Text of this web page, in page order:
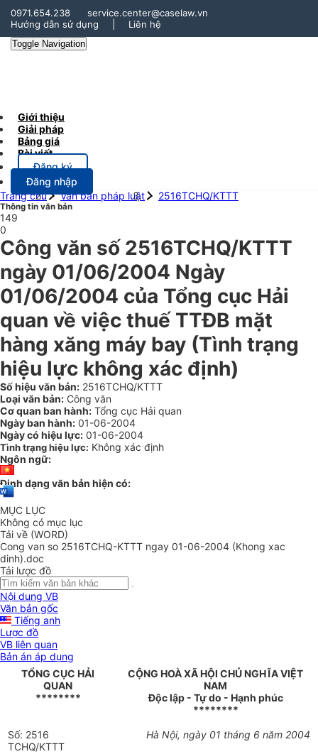
0971.654.238
service.center@caselaw.vn
Hướng dẫn sử dụng
Liên hệ
Toggle Navigation
Giới thiệu
Giải pháp
Bảng giá
Bài viết
Đăng ký
Đăng nhập
Trang chủ
Văn bản pháp luật 2516TCHQ/KTTT
Thông tin văn bản
149
0
Công văn số 2516TCHQ/KTTT
ngày 01/06/2004 Ngày
01/06/2004 của Tổng cục Hải
quan về việc thuế TTĐB mặt
hàng xăng máy bay (Tình trạng
hiệu lực không xác định)
Số hiệu văn bản: 2516TCHQ/KTTT
Loại văn bản: Công văn
Cơ quan ban hành: Tổng cục Hải quan
Ngày ban hành: 01-06-2004
Ngày có hiệu lực: 01-06-2004
Tình trạng hiệu lực: Không xác định
Ngôn ngữ:
Định dạng văn bản hiện có:
MỤC LỤC
Không có mục lục
Tải về (WORD)
Cong van so 2516TCHQ-KTTT ngay 01-06-2004 (Khong xac
dinh).doc
Tải lược đồ
Nội dung VB
Văn bản gốc
Tiếng anh
Lược đồ
VB liên quan
Bản án áp dụng
TỔNG CỤC HẢI
QUAN
********
CỘNG HOÀ XÃ HỘI CHỦ NGHĨA VIỆT
NAM
Độc lập - Tự do - Hạnh phúc
********
Số: 2516
TCHQ/KTTT
Hà Nội, ngày 01 tháng 6 năm 2004